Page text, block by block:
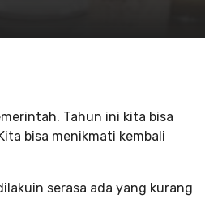
Tahun ini kita bisa
bisa menikmati kembali
serasa ada yang kurang